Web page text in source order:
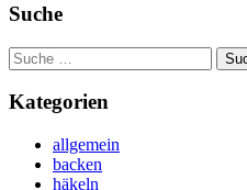
Suche
Suche
nach:
Kategorien
allgemein
backen
häkeln